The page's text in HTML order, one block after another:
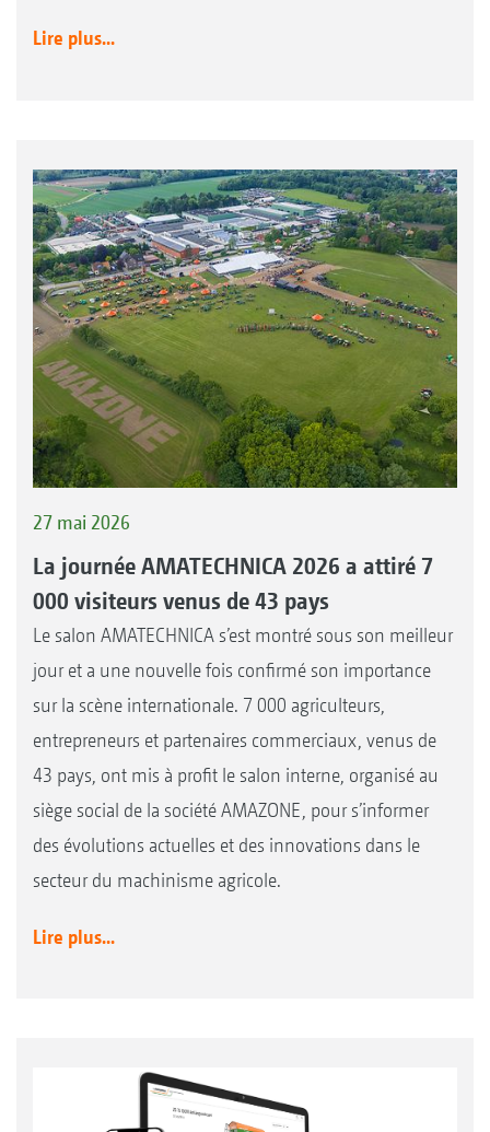
Lire plus...
27 mai 2026
La journée AMATECHNICA 2026 a attiré 7
000 visiteurs venus de 43 pays
Le salon AMATECHNICA s’est montré sous son meilleur
jour et a une nouvelle fois confirmé son importance
sur la scène internationale. 7 000 agriculteurs,
entrepreneurs et partenaires commerciaux, venus de
43 pays, ont mis à profit le salon interne, organisé au
siège social de la société AMAZONE, pour s’informer
des évolutions actuelles et des innovations dans le
secteur du machinisme agricole.
Lire plus...